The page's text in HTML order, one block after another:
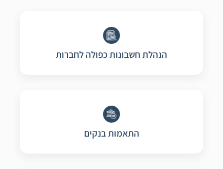
הנהלת חשבונות כפולה לחברות
התאמות בנקים